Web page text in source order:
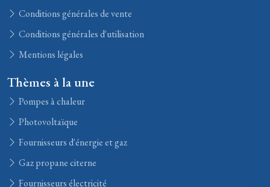
Conditions générales de vente
Conditions générales d'utilisation
Mentions légales
Thèmes à la une
Pompes à chaleur
Photovoltaïque
Fournisseurs d'énergie et gaz
Gaz propane citerne
Fournisseurs électricité